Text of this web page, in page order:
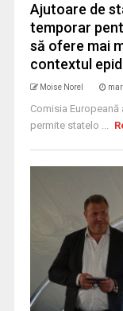
Ajutoare de
temporar
să ofere mai
contextul
Moise Norel
Comisia
permite statelo ...